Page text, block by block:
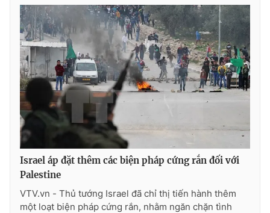
Emagazine Podcast
Photo Infographic
Video Shorts video
VTV Money VTV Thể thao
VTV Sức khoẻ Bất động sản
Tấm lòng Việt
Israel áp đặt thêm các biện pháp cứng rắn đối với
Palestine
VTV.vn - Thủ tướng Israel đã chỉ thị tiến hành thêm
một loạt biện pháp cứng rắn, nhằm ngăn chặn tình